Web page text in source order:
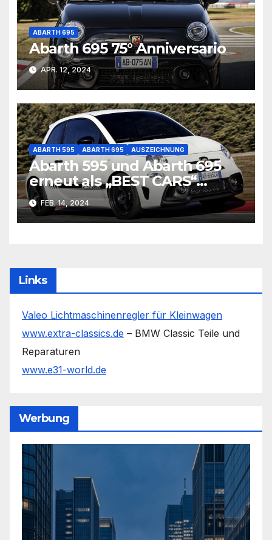
ABARTH 695
Abarth 695 75° Anniversario
APR. 12, 2024
ABARTH 595 ABARTH 695 AUSZEICHNUNG
Abarth 595 und Abarth 695
erneut als „BEST CARS“
ausgezeichnet
FEB. 14, 2024
Links
Valeo Lichtmaschinenregler für Kleinwagen
www.extra-classics.de – BMW Classic Teile und
Reparaturen
www.e31-world.de
Werbung